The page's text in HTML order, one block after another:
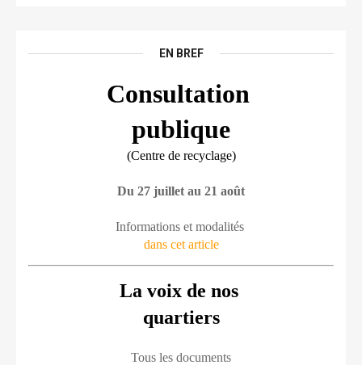
EN BREF
Consultation
publique
(Centre de recyclage)
Du 27 juillet au 21 août
Informations et modalités
dans cet article
La voix de nos
quartiers
Tous les documents